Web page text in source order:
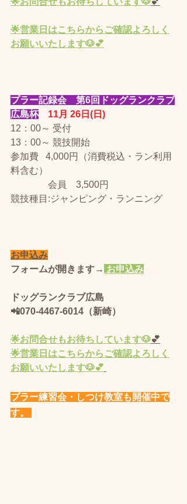
🌟営業 日 はこちらからご確認よろしく
お願いいたします🐶💕
プラー記録会　第6回ドッグランクラブ
広島杯 11月 26日(日)
12：00～ 受付
13：00～ 競技開始
​参加費   4,000円（消費税込・ラン利用
料含む）
会員　3,500円
競技種目:ジャンピング・ランニング
お申込み
フォームが開きます→ お申込み
ドッグランクラブ広島
📲070-4467-6014（新崎）
🌟お問合せもお待ちしています🐶💕
🌟営業 日 はこちらからご確認よろしく
お願いいたします🐶💕
プラー練習会・しつけ教室も開催中で
す。